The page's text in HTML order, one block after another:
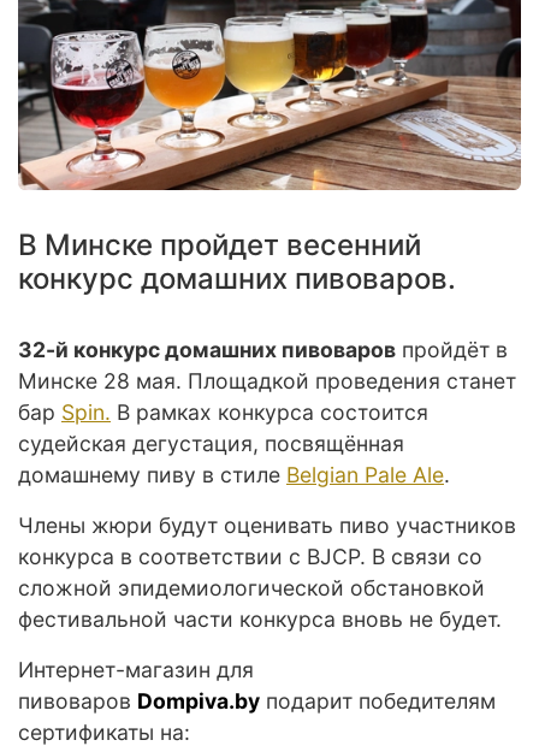
В Минске пройдет весенний
конкурс домашних пивоваров.
32-й конкурс домашних пивоваров пройдёт в
Минске 28 мая. Площадкой проведения станет
бар Spin. В рамках конкурса состоится
судейская дегустация, посвящённая
домашнему пиву в стиле Belgian Pale Ale.
Члены жюри будут оценивать пиво участников
конкурса в соответствии с ВJСР. В связи со
сложной эпидемиологической обстановкой
фестивальной части конкурса вновь не будет.
Интернет-магазин для
пивоваров Dompiva.by подарит победителям
сертификаты на: